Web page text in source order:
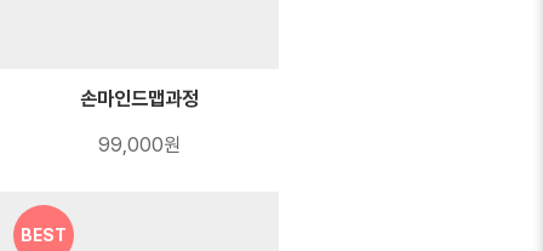
손마인드맵과정
99,000원
BEST